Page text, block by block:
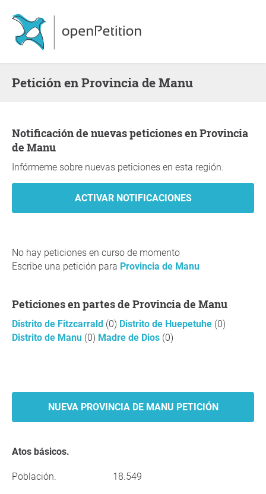
Petición en Provincia de Manu
Notificación de nuevas peticiones en Provincia
de Manu
Infórmeme sobre nuevas peticiones en esta región.
No hay peticiones en curso de momento
Escribe una petición para Provincia de Manu
Peticiones en partes de Provincia de Manu
Distrito de Fitzcarrald (0) Distrito de Huepetuhe (0)
Distrito de Manu (0) Madre de Dios (0)
NUEVA PROVINCIA DE MANU PETICIÓN
Atos básicos.
Población. 18.549